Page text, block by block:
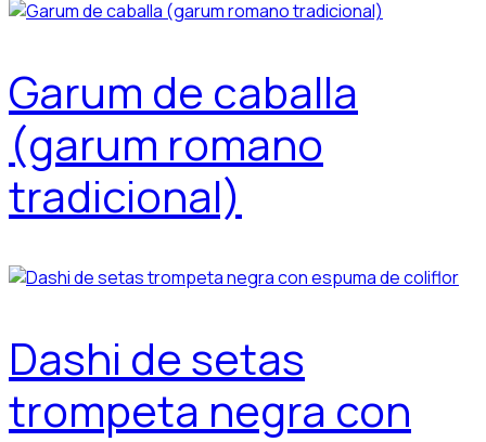
Garum de caballa
(garum romano
tradicional)
Dashi de setas
trompeta negra con